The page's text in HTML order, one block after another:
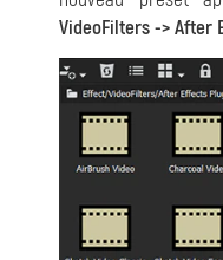
VideoFilters -> After